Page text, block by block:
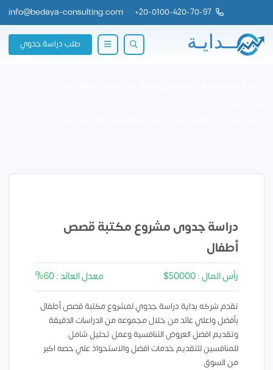
20-0100-420-70-97
+
info@bedaya-consulting.com
طلب دراسة جدوي
دراسة جدوى مشروع مكتبة قصص
أطفال
رأس المال : 50000$ معدل العائد : 60%
تقدم شركه بداية دراسة جدوي لمشروع مكتبة قصص أطفال
بأفضل واعلي عائد من خلال مجموعه من الدراسات الدقيقة
وتقديم افضل العروض التنافسية وعمل تحليل شامل
للمنافسين للتقديم خدمات افضل والاستحواذ علي حصه اكبر
من السوق